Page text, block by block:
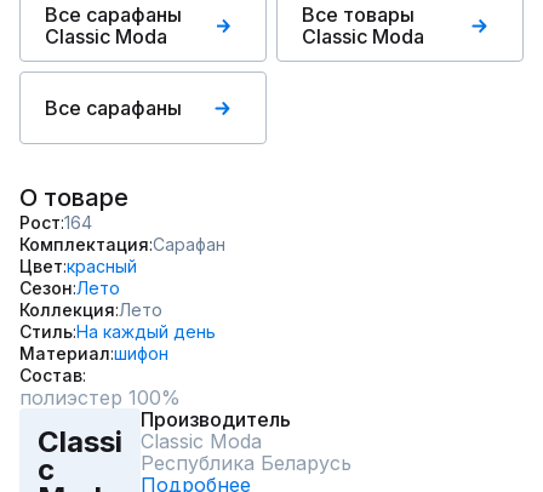
Все сарафаны
Classic Moda
Все товары
Classic Moda
Все сарафаны
О товаре
Рост 164
Комплектация Сарафан
Цвет красный
Сезон Лето
Коллекция Лето
СтильНа каждый день
Материал шифон
Состав
полиэстер 100%
Classi
c
Производитель
Classic Moda
Республика Беларусь
Подробнее